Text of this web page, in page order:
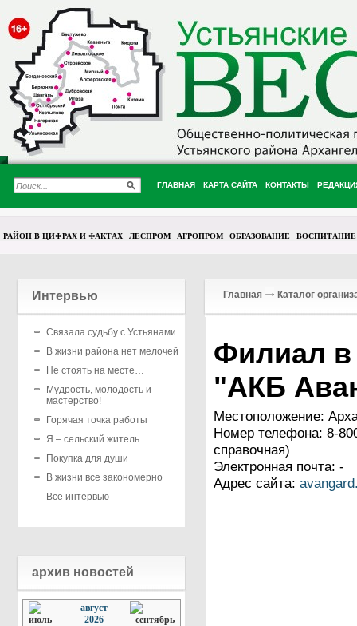
ГЛАВНАЯ КАРТА САЙТА КОНТАКТЫ
РАЙОН В ЦИФРАХ И ФАКТАХ ЛЕСПРОМ АГРОПРОМ ОБРАЗОВАНИЕ ВОСПИТАНИЕ
Интервью
Связала судьбу с Устьянами
В жизни района нет мелочей
Не стоять на месте…
Мудрость, молодость и
мастерство!
Горячая точка работы
Я – сельский житель
Покупка для души
В жизни все закономерно
Все интервью
архив новостей
август
2026
Главная Каталог
Филиал в
"АКБ
Местоположение:
Номер телефона: 8-
справочная)
Электронная почта: -
Адрес сайта: